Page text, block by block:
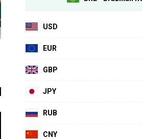
USD
EUR
GBP
JPY
RUB
CNY